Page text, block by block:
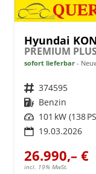
Hyundai
PREMIUM
sofort lieferbar
Fahrzeugnr. 374595
Kraftstoff Benzin
Leistung 101 kW (138
19.03.2026
26.990,– €
incl. 19% MwSt.